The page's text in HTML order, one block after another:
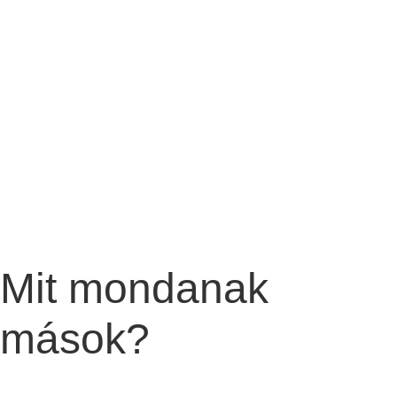
Mit mondanak
mások?